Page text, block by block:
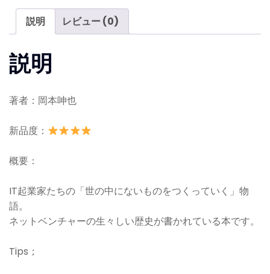
プ
説明 レビュー (0)
説明
著者：岡本呻也
新品度：
概要：
IT起業家たちの「世の中にないものをつくっていく」物
語。
ネットベンチャーの生々しい歴史が書かれている本です。
Tips；